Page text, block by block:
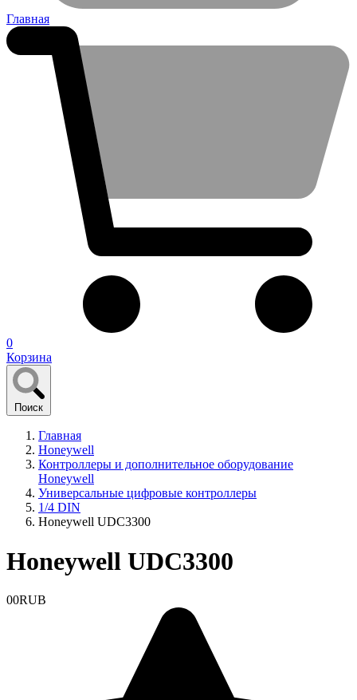
Главная
0
Корзина
Поиск
Главная
Honeywell
Контроллеры и дополнительное оборудование
Honeywell
Универсальные цифровые контроллеры
1/4 DIN
Honeywell UDC3300
Honeywell UDC3300
00RUB